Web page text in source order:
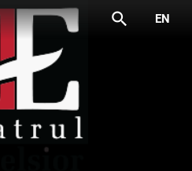
search EN